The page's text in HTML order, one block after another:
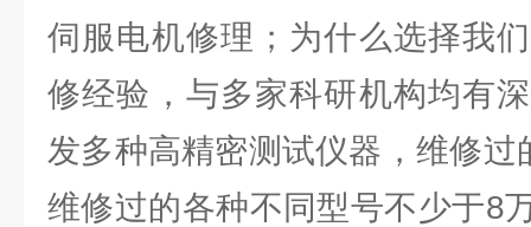
伺服电机修理；为什么选择我
修经验，与多家科研机构均有
发多种高精密测试仪器，维修
维修过的各种不同型号不少于8